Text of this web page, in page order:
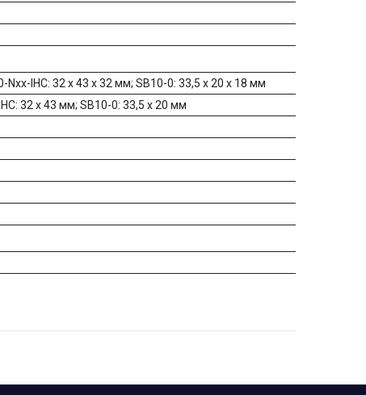
Nxx-IHC: 32 х 43 х 32 мм; SB10-0: 33,5 x 20 х 18 мм
32 х 43 мм; SB10-0: 33,5 x 20 мм